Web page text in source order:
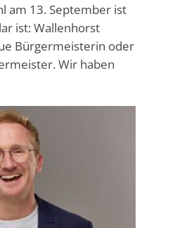
am 13. September ist
ist: Wallenhorst
Bürgermeisterin oder
Wir haben